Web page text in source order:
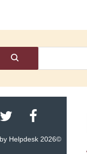
©
2026
Helpdesk